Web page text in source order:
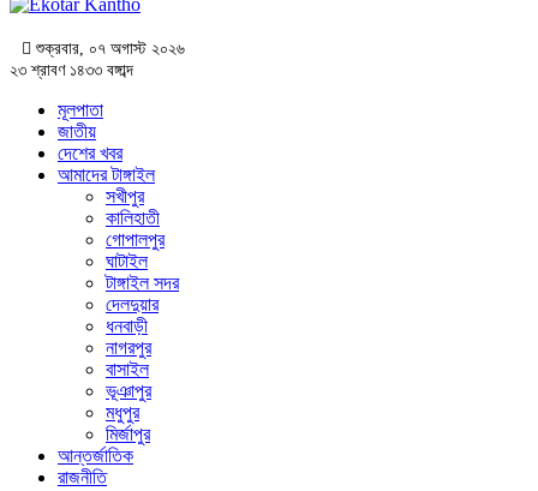
শুক্রবার, ০৭ অগাস্ট ২০২৬
২৩ শ্রাবণ ১৪৩৩ বঙ্গাব্দ
মূলপাতা
জাতীয়
দেশের খবর
আমাদের টাঙ্গাইল
সখীপুর
কালিহাতী
গোপালপুর
ঘাটাইল
টাঙ্গাইল সদর
দেলদুয়ার
ধনবাড়ী
নাগরপুর
বাসাইল
ভূঞাপুর
মধুপুর
মির্জাপুর
আন্তর্জাতিক
রাজনীতি